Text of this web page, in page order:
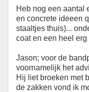
Heb nog een aantal
en concrete ideeen
staaltjes thuis)...
coat en een heel
Jason; voor de
voornamelijk het
Hij liet broeken met
de zakken vond ik